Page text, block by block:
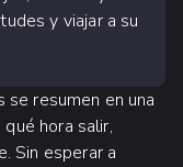
y viajar a su
se resumen en una
hora salir,
Sin esperar a